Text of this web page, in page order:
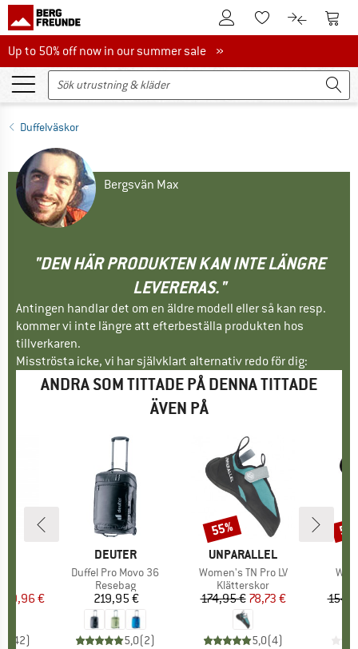
Till kundkontotTill minneslistan.
Till Till
Up to 50% off now in our summer sale
Up to 50% off now in our summer sale »
Duffelväskor
Bergsvän Max
"DEN HÄR PRODUKTEN KAN INTE LÄNGRE
LEVERERAS."
Antingen handlar det om en äldre modell eller så kan resp.
kommer vi inte längre att efterbeställa produkten hos
tillverkaren.
Misströsta icke, vi har självklart alternativ redo för dig:
ANDRA SOM TITTADE PÅ DENNA TITTADE
ÄVEN PÅ
pris
99,96 €
42)
VARUMÄRKE
DEUTER
Produkter
Duffel Pro Movo 36
Produktgrupp
Resebag
Pris
219,95 €
5,0(2)
VARUMÄRKE
UNPARALLEL
Produkter
Women's TN Pro LV
Produktgrupp
Klätterskor
Pris
174,95 €Reducerat pris
78,73 €
5,0(4)
Rabatt
55%